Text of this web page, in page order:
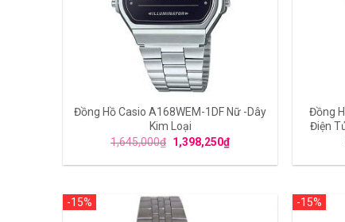
Đồng Hồ Casio A168WEM-1DF Nữ -Dây
Kim Loại
1,645,000₫ 1,398,250₫
Đồng
Điện
-15% -15%